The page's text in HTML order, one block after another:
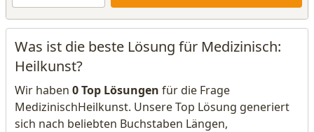
Was ist die beste Lösung für Medizinisch:
Heilkunst?
Wir haben 0 Top Lösungen für die Frage
MedizinischHeilkunst. Unsere Top Lösung generiert
sich nach beliebten Buchstaben Längen,